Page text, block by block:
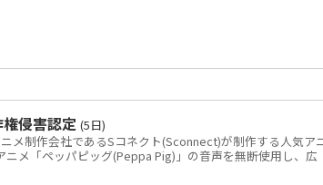
侵害認定 (5日)
メ制作会社であるSコネクト(Sconnect)が制作する人気ア
メ「ペッパピッグ(Peppa Pig)」の音声を無断使用し、広